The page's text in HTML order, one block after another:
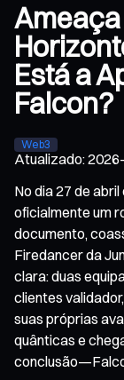
Está a
Falcon?
Web3
Atualizado:
No dia 27 de abril
oficialmente um
documento,
Firedancer da
clara: duas
clientes
suas próprias
quânticas e